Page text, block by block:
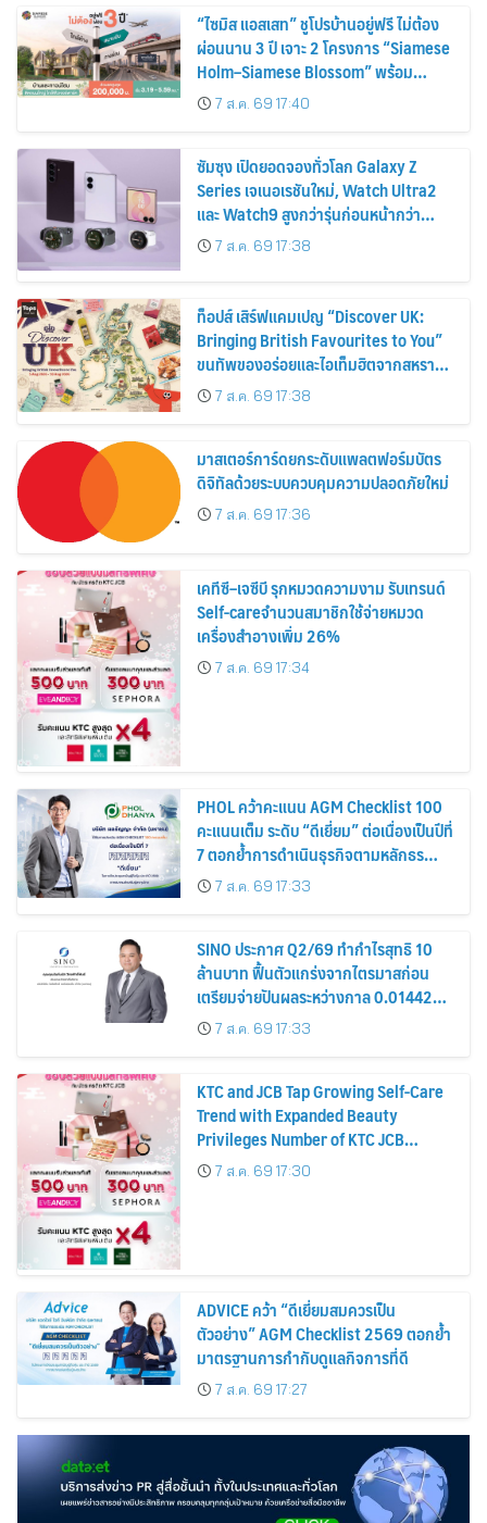
“ไซมิส แอสเสท” ชูโปรบ้านอยู่ฟรี ไม่ต้อง
ผ่อนนาน 3 ปี เจาะ 2 โครงการ “Siamese
Holm–Siamese Blossom” พร้อม
ส่วนลดและสิทธิพิเศษถึง 31 สิงหาคม
2569
7 ส.ค. 69 17:40
ซัมซุง เปิดยอดจองทั่วโลก Galaxy Z
Series เจเนอเรชันใหม่, Watch Ultra2
และ Watch9 สูงกว่ารุ่นก่อนหน้ากว่า
30%7 ส.ค. 69 17:38
ท็อปส์ เสิร์ฟแคมเปญ “Discover UK:
Bringing British Favourites to You”
ขนทัพของอร่อยและไอเท็มฮิตจากสหราช
อาณาจักร ส่งตรงถึงมือตั้งแต่วันนี้ – 18
สิงหาคมนี้
7 ส.ค. 69 17:38
มาสเตอร์การ์ดยกระดับแพลตฟอร์มบัตร
ดิจิทัลด้วยระบบควบคุมความปลอดภัยใหม่
7 ส.ค. 69 17:36
เคทีซี–เจซีบี รุกหมวดความงาม รับเทรนด์
Self-careจำนวนสมาชิกใช้จ่ายหมวด
เครื่องสำอางเพิ่ม 26%
7 ส.ค. 69 17:34
PHOL คว้าคะแนน AGM Checklist 100
คะแนนเต็ม ระดับ “ดีเยี่ยม” ต่อเนื่องเป็นปีที่
7 ตอกย้ำการดำเนินธุรกิจตามหลักธร
รมาภิบาล โปร่งใส สร้างความเชื่อมั่นผู้ถือ
หุ้น
7 ส.ค. 69 17:33
SINO ประกาศ Q2/69 ทำกำไรสุทธิ 10
ล้านบาท ฟื้นตัวแกร่งจากไตรมาสก่อน
เตรียมจ่ายปันผลระหว่างกาล 0.014423
บาทต่อหุ้น ครึ่งปีหลังมุ่งเติบโตต่อเนื่อง
7 ส.ค. 69 17:33
KTC and JCB Tap Growing Self-Care
Trend with Expanded Beauty
Privileges Number of KTC JCB
Cardmembers Spending on
Cosmetics Rises 26%
7 ส.ค. 69 17:30
ADVICE คว้า “ดีเยี่ยมสมควรเป็น
ตัวอย่าง” AGM Checklist 2569 ตอกย้ำ
มาตรฐานการกำกับดูแลกิจการที่ดี
7 ส.ค. 69 17:27